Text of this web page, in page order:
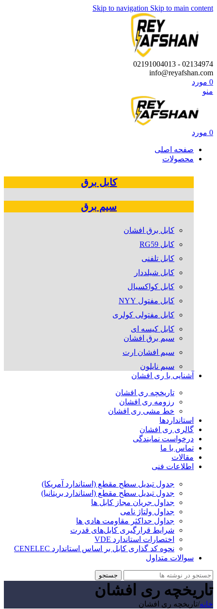
Skip to navigation Skip to main content
02134974 - 02191004013
info@reyafshan.com
0 مورد
منو
0 مورد
صفحه اصلی
محصولات
کابل‌ برق
سیم‌ برق
کابل برق افشان
کابل RG59
کابل تلفنی
کابل شیلددار
کابل کواکسیال
کابل مفتول NYY
کابل مفتولی کولری
کابل کیسه ای
سیم برق افشان
سیم افشان ارت
سیم نایلون
آشنایی با ری افشان
تاریخچه ری افشان
رزومه ری افشان
خط مشی ری افشان
استانداردها
گالری ری افشان
درخواست نمایندگی
تماس با ما
مقالات
اطلاعات فنی
جدول تبدیل سطح مقطع (استاندارد آمریکا)
جدول تبدیل سطح مقطع (استاندارد بریتانیا)
جداول جریان مجاز کابل ها
جداول ولتاژ نامی
جداول حداکثر مقاومت هادی ها
شرایط قرارگیری کابل‌های قدرت
اختصارات استاندارد VDE
نحوه کد گذاری کابل بر اساس استاندارد CENELEC
سوالات متداول
جستجو
تاریخچه ری افشان
خانه/تاریخچه ری افشان